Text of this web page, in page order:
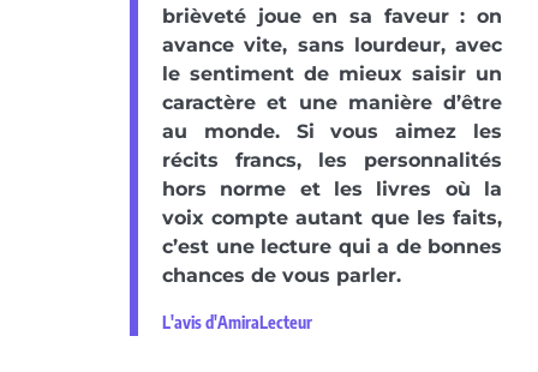
brièveté joue en sa faveur : on
avance vite, sans lourdeur, avec
le sentiment de mieux saisir un
caractère et une manière d’être
au monde. Si vous aimez les
récits francs, les personnalités
hors norme et les livres où la
voix compte autant que les faits,
c’est une lecture qui a de bonnes
chances de vous parler.
L'avis d'AmiraLecteur